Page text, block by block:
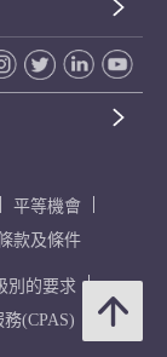
平等機會
款及條件
別的要求
(CPAS)